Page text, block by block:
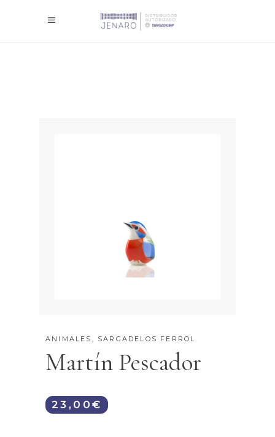
ANIMALES , SARGADELOS FERROL
Martín Pescador
23,00 €